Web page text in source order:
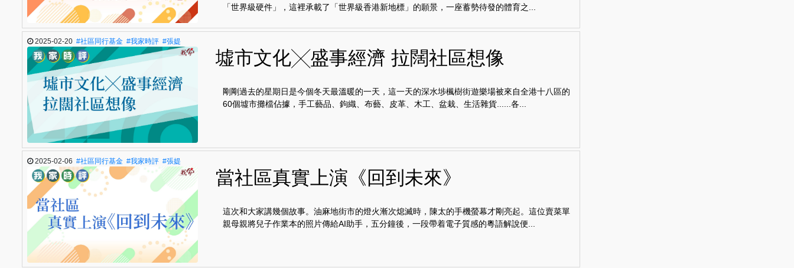
「世界級硬件」，這裡承載了「世界級香港新地標」的願景，一座蓄勢待發的體育之...
2025-02-20 #社區同行基金 #我家時評 #張媞
墟市文化╳盛事經濟 拉闊社區想像
剛剛過去的星期日是今個冬天最溫暖的一天，這一天的深水埗楓樹街遊樂場被來自全港十八區的
60個墟市攤檔佔據，手工藝品、鉤織、布藝、皮革、木工、盆栽、生活雜貨......各...
2025-02-06 #社區同行基金 #我家時評 #張媞
當社區真實上演《回到未來》
這次和大家講幾個故事。油麻地街市的燈火漸次熄滅時，陳太的手機螢幕才剛亮起。這位賣菜單
親母親將兒子作業本的照片傳給AI助手，五分鐘後，一段帶着電子質感的粵語解說便...